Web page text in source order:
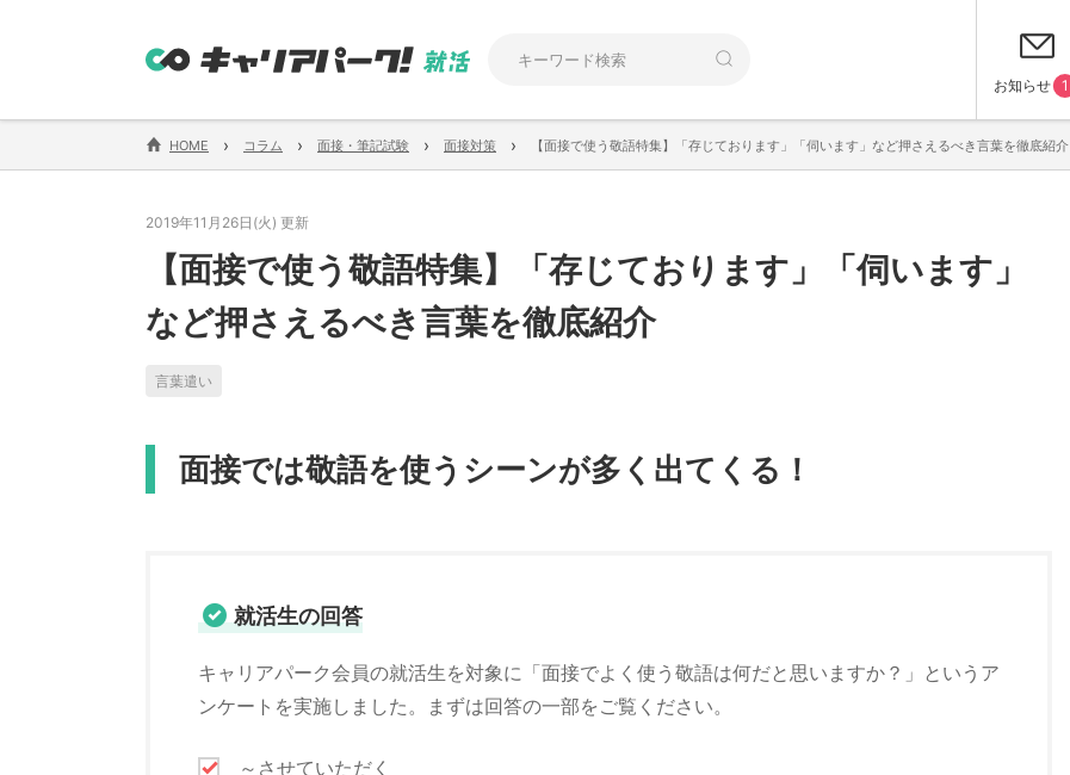
お知らせ 1
HOME › コラム › 面接・筆記試験 › 面接対策 › 【面接で使う敬語特集】「存じております」「伺います」など押さえるべき言葉を徹底紹介
2019年11月26日(火) 更新
【面接で使う敬語特集】「存じております」「伺います」
など押さえるべき言葉を徹底紹介
言葉遣い
面接では敬語を使うシーンが多く出てくる！
就活生の回答
キャリアパーク会員の就活生を対象に「面接でよく使う敬語は何だと思いますか？」というア
ンケートを実施しました。まずは回答の一部をご覧ください。
～させていただく